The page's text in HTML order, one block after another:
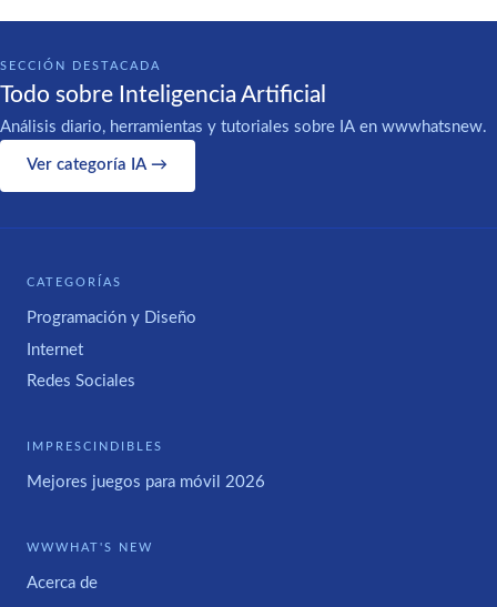
SECCIÓN DESTACADA
Todo sobre Inteligencia Artificial
Análisis diario, herramientas y tutoriales sobre IA en wwwhatsnew.
Ver categoría IA →
CATEGORÍAS
Programación y Diseño
Internet
Redes Sociales
IMPRESCINDIBLES
Mejores juegos para móvil 2026
WWWHAT'S NEW
Acerca de